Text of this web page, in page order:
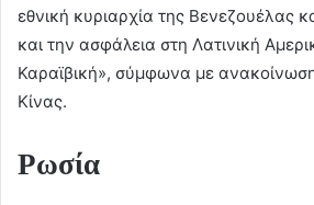
εθνική κυριαρχία της Βενεζουέλας
και την ασφάλεια στη Λατινική
Καραϊβική», σύμφωνα με
Κίνας.
Ρωσία